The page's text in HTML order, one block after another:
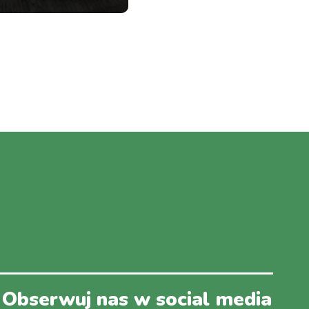
Obserwuj nas w social media